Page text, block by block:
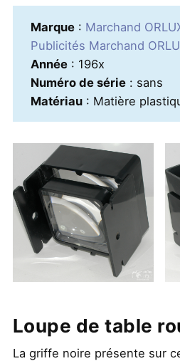
Marque: Marchand
Publicités Marchand
Année: 196x
Numéro de série: sans
Matériau: Matière
Loupe de table
La griffe noire présente sur